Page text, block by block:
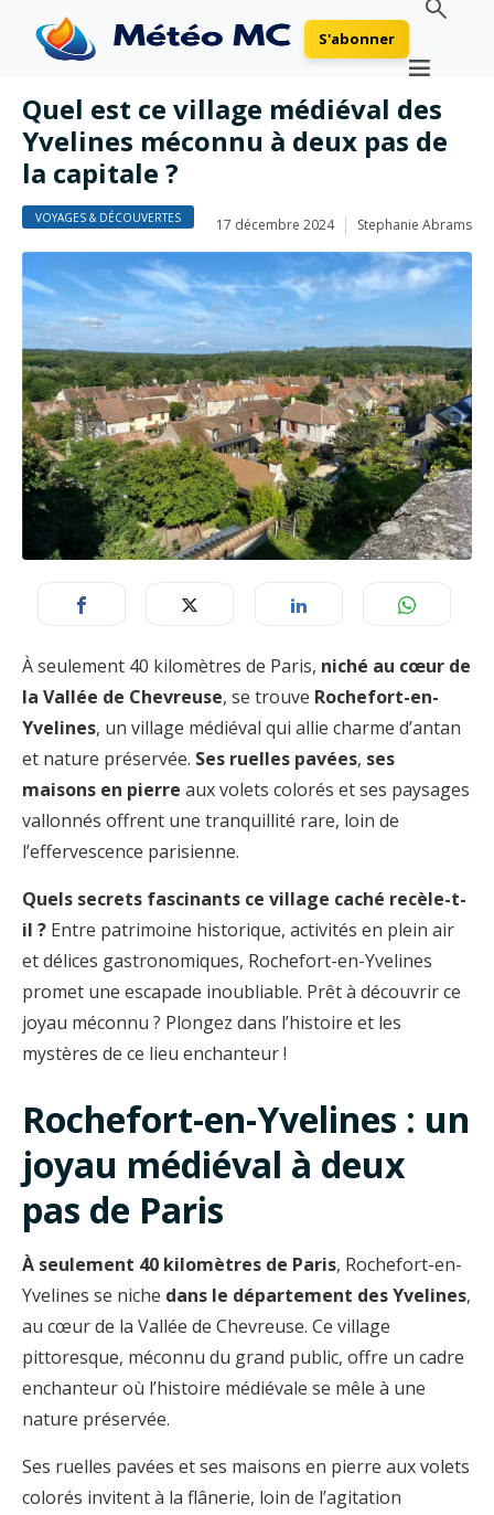
S'abonner
Quel est ce village médiéval des
Yvelines méconnu à deux pas de
la capitale ?
VOYAGES & DÉCOUVERTES 17 décembre 2024 Stephanie Abrams
À seulement 40 kilomètres de Paris, niché au cœur de
la Vallée de Chevreuse, se trouve Rochefort-en-
Yvelines, un village médiéval qui allie charme d’antan
et nature préservée. Ses ruelles pavées, ses
maisons en pierre aux volets colorés et ses paysages
vallonnés offrent une tranquillité rare, loin de
l’effervescence parisienne.
Quels secrets fascinants ce village caché recèle-t-
il ? Entre patrimoine historique, activités en plein air
et délices gastronomiques, Rochefort-en-Yvelines
promet une escapade inoubliable. Prêt à découvrir ce
joyau méconnu ? Plongez dans l’histoire et les
mystères de ce lieu enchanteur !
Rochefort-en-Yvelines : un
joyau médiéval à deux
pas de Paris
À seulement 40 kilomètres de Paris, Rochefort-en-
Yvelines se niche dans le département des Yvelines,
au cœur de la Vallée de Chevreuse. Ce village
pittoresque, méconnu du grand public, offre un cadre
enchanteur où l’histoire médiévale se mêle à une
nature préservée.
Ses ruelles pavées et ses maisons en pierre aux volets
colorés invitent à la flânerie, loin de l’agitation